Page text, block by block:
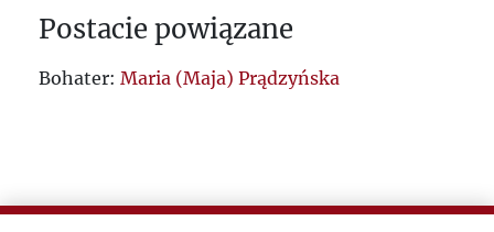
Postacie powiązane
Bohater: Maria (Maja) Prądzyńska